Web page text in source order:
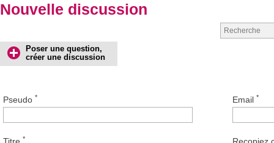
Nouvelle discussion
Poser une question,
créer une discussion
Pseudo * Email *
*